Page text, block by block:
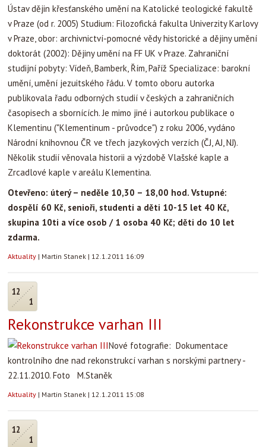
Ústav dějin křesťanského umění na Katolické teologické fakultě
v Praze (od r. 2005) Studium: Filozofická fakulta Univerzity Karlovy
v Praze, obor: archivnictví-pomocné vědy historické a dějiny umění
doktorát (2002): Dějiny umění na FF UK v Praze. Zahraniční
studijní pobyty: Vídeň, Bamberk, Řím, Paříž Specializace: barokní
umění, umění jezuitského řádu. V tomto oboru autorka
publikovala řadu odborných studií v českých a zahraničních
časopisech a sbornících. Je mimo jiné i autorkou publikace o
Klementinu ("Klementinum - průvodce") z roku 2006, vydáno
Národní knihovnou ČR ve třech jazykových verzích (ČJ, AJ, NJ).
Několik studií věnovala historii a výzdobě Vlašské kaple a
Zrcadlové kaple v areálu Klementina.
Otevřeno: úterý – neděle 10,30 – 18,00 hod. Vstupné:
dospělí 60 Kč, senioři, studenti a děti 10-15 let 40 Kč,
skupina 10ti a více osob / 1 osoba 40 Kč; děti do 10 let
zdarma.
Aktuality | Martin Stanek | 12.1.2011 16:09
12
1
Rekonstrukce varhan III
Nové fotografie: Dokumentace
kontrolního dne nad rekonstrukcí varhan s norskými partnery -
22.11.2010. Foto M.Staněk
Aktuality | Martin Stanek | 12.1.2011 15:08
12
1